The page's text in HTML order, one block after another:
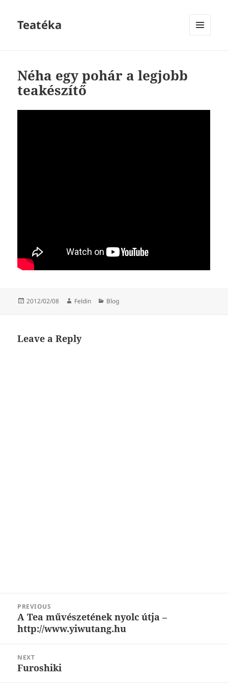
Teatéka
Néha egy pohár a legjobb
teakészítő
Posted
2012/02/08 Author
Feldin Categories
Blog
Leave a Reply
navigation
PREVIOUS
Previous
post:
A Tea művészetének nyolc útja –
http://www.yiwutang.hu
NEXT
Next
Furoshiki